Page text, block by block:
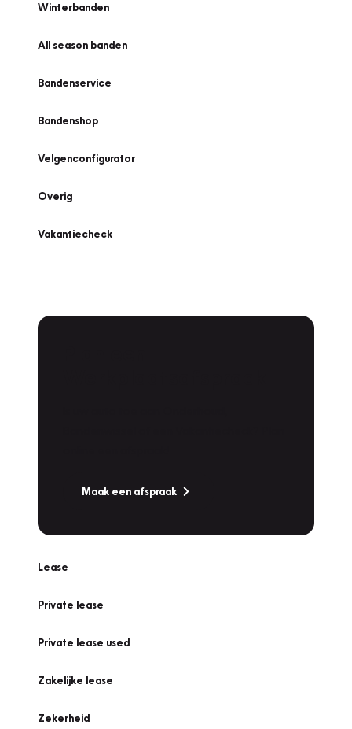
Winterbanden
All season banden
Bandenservice
Bandenshop
Velgenconfigurator
Overig
Vakantiecheck
Maak een afspraak
Lease
Private lease
Private lease used
Zakelijke lease
Zekerheid